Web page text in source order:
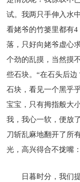
试。我两只手伸入水
看姥爷的竹篓里都有
落，只好向姥爷虚心
个劲的乱摸，当然摸
些石块。“在石头后
石块，看见一个黑乎
宝宝，只有拇指般大
我，我心一软，便放
刀斩乱麻地翻开了所
光，高兴得合不拢嘴
日暮时分，我们